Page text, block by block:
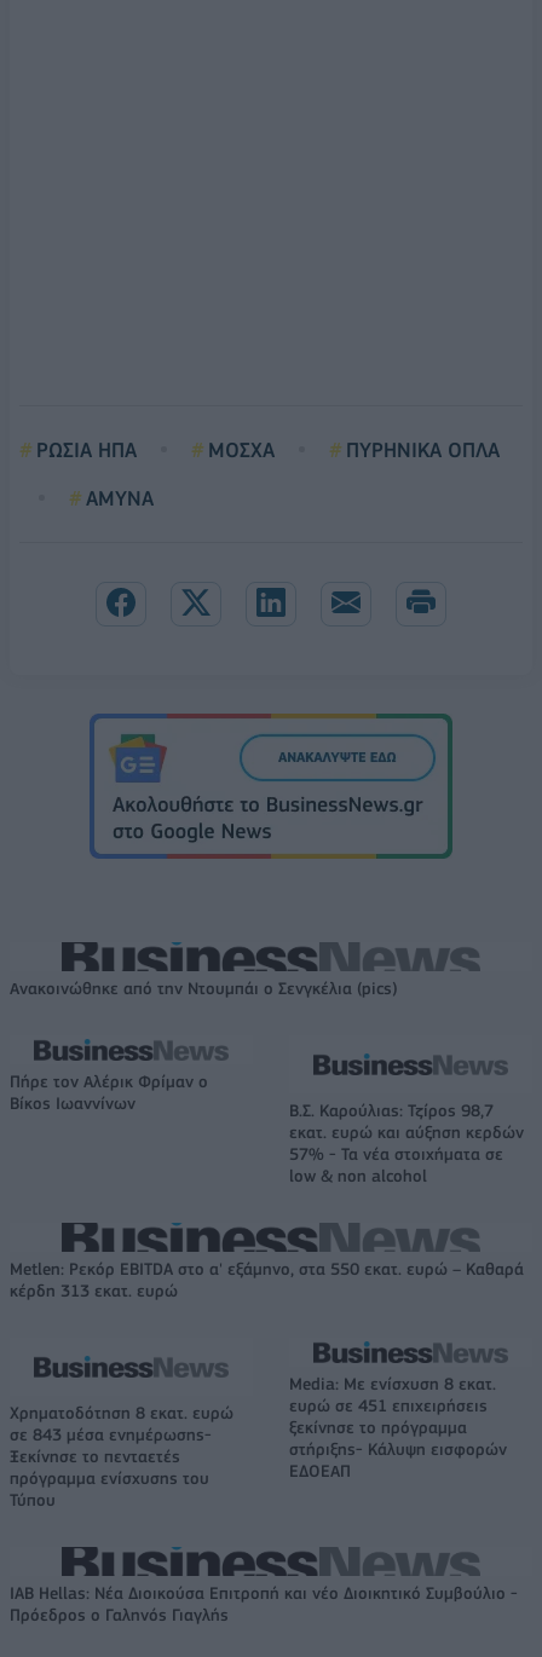
ΡΩΣΙΑ ΗΠΑ ΜΟΣΧΑ
ΠΥΡΗΝΙΚΑ ΟΠΛΑ
ΑΜΥΝΑ
Ανακοινώθηκε από την Ντουμπάι ο Σενγκέλια (pics)
Πήρε τον Αλέρικ Φρίμαν ο
Βίκος Ιωαννίνων
Β.Σ. Καρούλιας: Τζίρος 98,7
εκατ. ευρώ και αύξηση κερδών
57% - Τα νέα στοιχήματα σε
low & non alcohol
Metlen: Ρεκόρ EBITDA στο α' εξάμηνο, στα 550 εκατ. ευρώ – Καθαρά
κέρδη 313 εκατ. ευρώ
Χρηματοδότηση 8 εκατ. ευρώ
σε 843 μέσα ενημέρωσης-
Ξεκίνησε το πενταετές
πρόγραμμα ενίσχυσης του
Τύπου
Media: Με ενίσχυση 8 εκατ.
ευρώ σε 451 επιχειρήσεις
ξεκίνησε το πρόγραμμα
στήριξης- Κάλυψη εισφορών
ΕΔΟΕΑΠ
IAB Hellas: Νέα Διοικούσα Επιτροπή και νέο Διοικητικό Συμβούλιο -
Πρόεδρος ο Γαληνός Γιαγλής